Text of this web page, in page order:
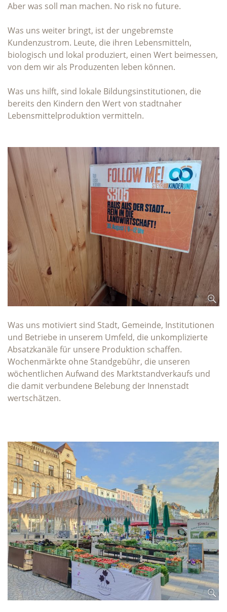
Aber was soll man machen. No risk no future.
Was uns weiter bringt, ist der ungebremste
Kundenzustrom. Leute, die ihren Lebensmitteln,
biologisch und lokal produziert, einen Wert beimessen,
von dem wir als Produzenten leben können.
Was uns hilft, sind lokale Bildungsinstitutionen, die
bereits den Kindern den Wert von stadtnaher
Lebensmittelproduktion vermitteln.
Was uns motiviert sind Stadt, Gemeinde, Institutionen
und Betriebe in unserem Umfeld, die unkomplizierte
Absatzkanäle für unsere Produktion schaffen.
Wochenmärkte ohne Standgebühr, die unseren
wöchentlichen Aufwand des Marktstandverkaufs und
die damit verbundene Belebung der Innenstadt
wertschätzen.